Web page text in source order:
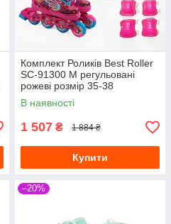
Комплект Роликів Best Roller
SC-91300 М регульовані
рожеві розмір 35-38
В наявності
1 507 ₴ 1 884 ₴
Купити
–20%